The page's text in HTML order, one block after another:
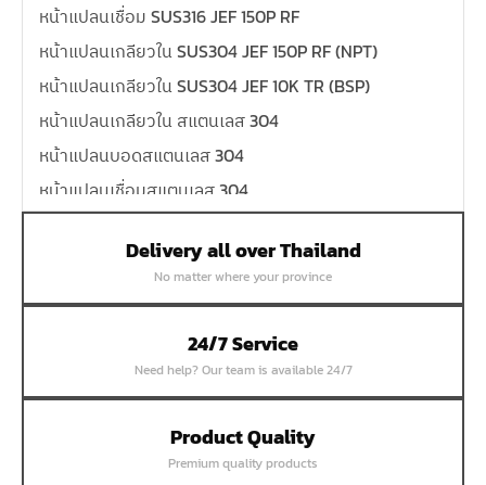
หน้าแปลนเชื่อม SUS316 JEF 150P RF
หน้าแปลนเกลียวใน SUS304 JEF 150P RF (NPT)
หน้าแปลนเกลียวใน SUS304 JEF 10K TR (BSP)
หน้าแปลนเกลียวใน สแตนเลส 304
หน้าแปลนบอดสแตนเลส 304
หน้าแปลนเชื่อมสแตนเลส 304
หน้าแปลนเหล็กคอสูง
หน้าแปลนเชื่อมบอด SUS304 JEF 300P RF
หน้าแปลนเชื่อมบอด SUS304 JEF PN40 RF
หน้าแปลนเชื่อมบอด SUS304 JEF PN16 RF
หน้าแปลนเชื่อมบอด SUS304 JEF PN10 FF
Delivery all over Thailand
No matter where your province
24/7 Service
Need help? Our team is available 24/7
Product Quality
Premium quality products